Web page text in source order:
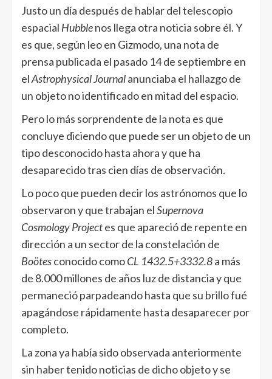
Justo un día después de hablar del telescopio
espacial Hubblenos llega otra noticia sobre él. Y
es que, según leo en Gizmodo, una nota de
prensa publicada el pasado 14 de septiembre en
elAstrophysical Journalanunciaba el hallazgo de
un objeto no identificado en mitad del espacio.
Pero lo más sorprendente de la nota es que
concluye diciendo que puede ser un objeto de un
tipo desconocido hasta ahora y que ha
desaparecido tras cien días de observación.
Lo poco que pueden decir los astrónomos que lo
observaron y que trabajan elSupernova
Cosmology Projectes que apareció de repente en
dirección a un sector de la constelación de
Boötesconocido comoCL 1432.5+3332.8a más
de 8.000 millones de años luz de distancia y que
permaneció parpadeando hasta que su brillo fué
apagándose rápidamente hasta desaparecer por
completo.
La zona ya había sido observada anteriormente
sin haber tenido noticias de dicho objeto y se